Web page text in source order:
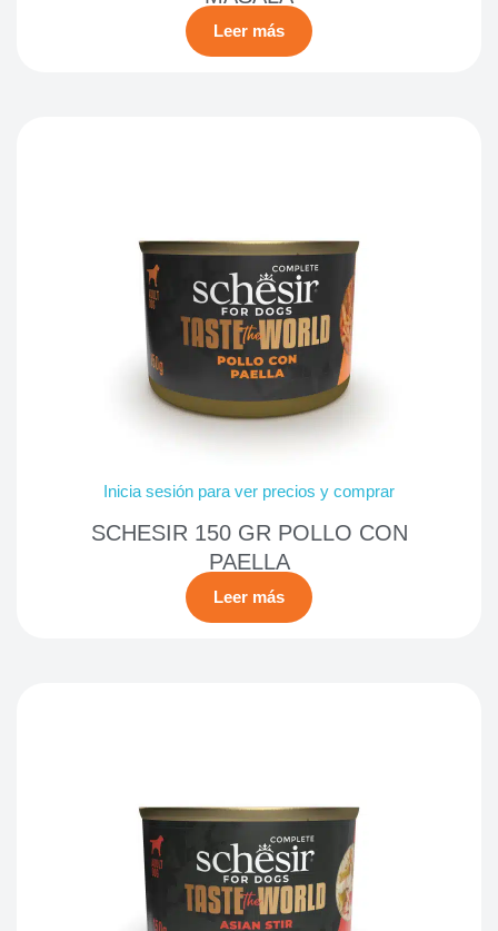
Leer más
Inicia sesión para ver precios y comprar
SCHESIR 150 GR POLLO CON
PAELLA
Leer más